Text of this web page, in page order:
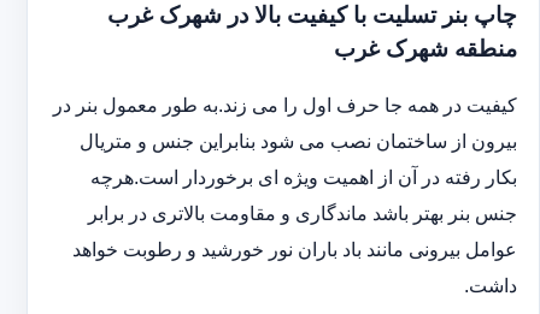
چاپ بنر تسلیت با کیفیت بالا در شهرک غرب
منطقه شهرک غرب
کیفیت در همه جا حرف اول را می زند.به طور معمول بنر در
بیرون از ساختمان نصب می شود بنابراین جنس و متریال
بکار رفته در آن از اهمیت ویژه ای برخوردار است.هرچه
جنس بنر بهتر باشد ماندگاری و مقاومت بالاتری در برابر
عوامل بیرونی مانند باد باران نور خورشید و رطوبت خواهد
داشت.